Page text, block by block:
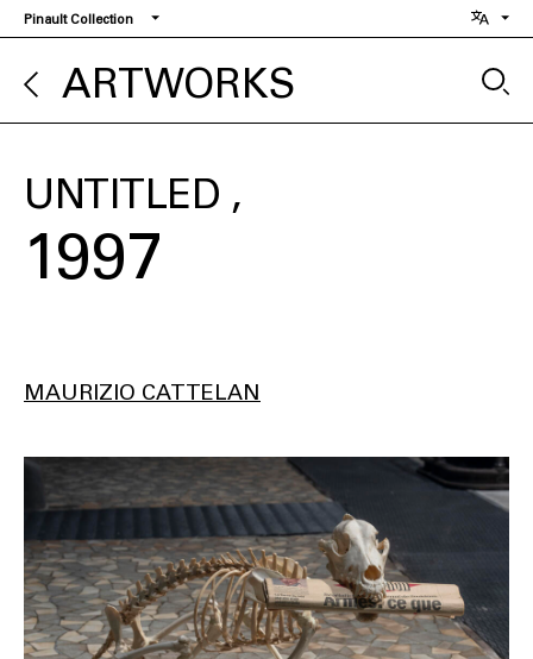
Skip
to
main
content
Pinault Collection
ARTWORKS
UNTITLED
1997
MAURIZIO CATTELAN